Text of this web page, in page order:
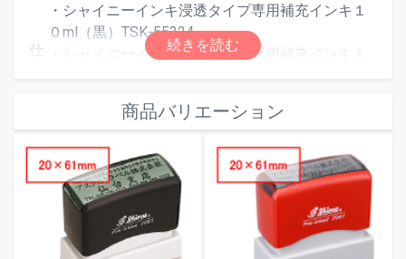
仕
・シャイニーインキ浸透タイプ専用補充インキ１
０ml（黒）TSK-55324
・シャイニーインキ浸透タイプ専用補充インキ１
０ml（青）TSK-55348
０ml（朱色）TSK-55355
・シャイニーインキ浸透タイプ専用補充インキ１
０ml（緑）TSK-55362
・シャイニーインキ浸透タイプ専用補充インキ１
０ml（紫）TSK-55379
商品バリエーション